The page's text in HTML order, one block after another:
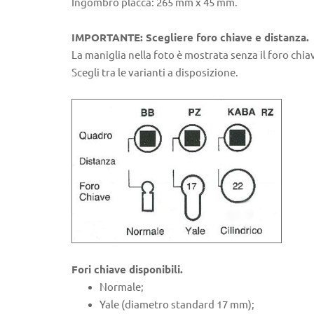
Ingombro placca: 265 mm x 45 mm.
IMPORTANTE: Scegliere foro chiave e distanza.
La maniglia nella foto è mostrata senza il foro
Scegli tra le varianti a disposizione.
Fori chiave disponibili.
Normale;
Yale (diametro standard 17 mm);